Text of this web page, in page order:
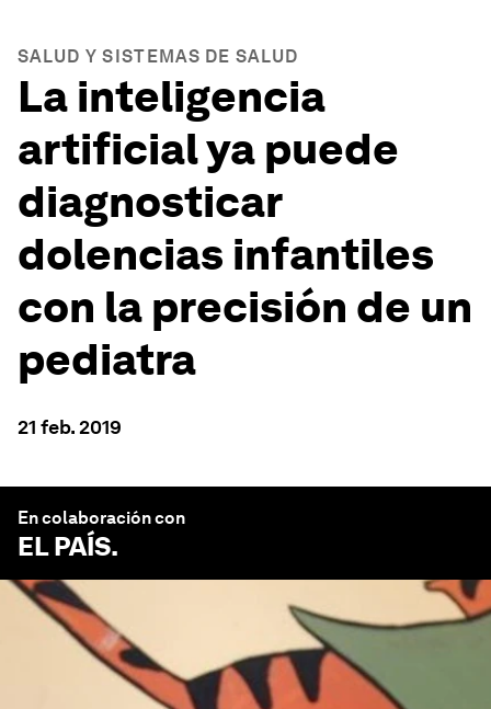
SALUD Y SISTEMAS DE SALUD
La inteligencia
artificial ya puede
diagnosticar
dolencias infantiles
con la precisión de un
pediatra
21 feb. 2019
En colaboración con
EL PAÍS.